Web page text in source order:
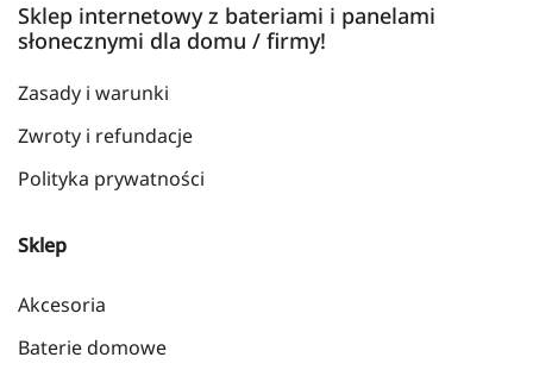
Sklep internetowy z bateriami i panelami
słonecznymi dla domu / firmy!
Zasady i warunki
Zwroty i refundacje
Polityka prywatności
Sklep
Akcesoria
Baterie domowe